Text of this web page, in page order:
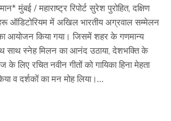
मुंबई / महाराष्ट्र रिपोर्ट सुरेश पुरोहित, दक्षिण
ऑडिटोरियम में अखिल भारतीय अग्रवाल सम्मेलन
का आयोजन किया गया। जिसमें शहर के गणमान्य
स्नेह मिलन का आनंद उठाया, देशभक्ति के
लिए रचित नवीन गीतों को गायिका हिना मेहता
व दर्शकों का मन मोह लिया।…